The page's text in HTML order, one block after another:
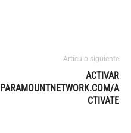
Artículo siguiente
ACTIVAR
PARAMOUNTNETWORK.COM/A
CTIVATE